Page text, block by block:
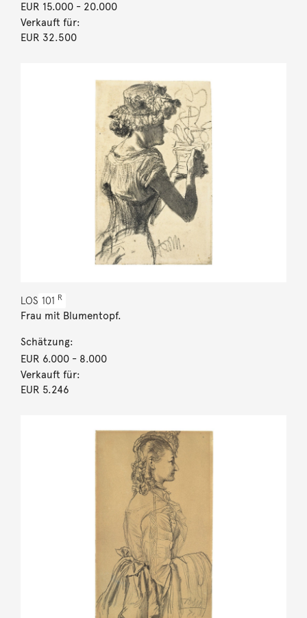
EUR 15.000- 20.000
Verkauft für:
EUR 32.500
LOS 101 R
Frau mit Blumentopf.
Schätzung:
EUR 6.000- 8.000
Verkauft für:
EUR 5.246